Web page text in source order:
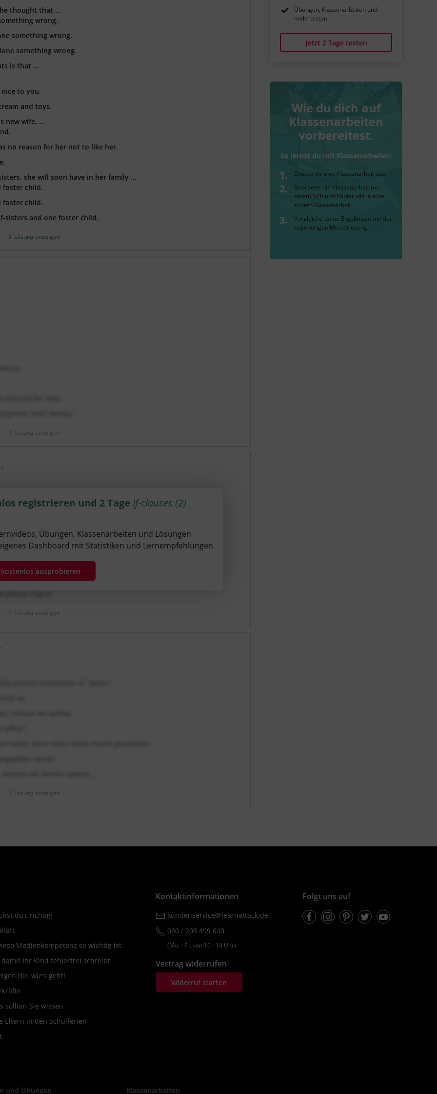
thought that …
wrong.
something wrong.
something wrong.
is that …
to you.
and toys.
new wife, …
no reason for her not to like her.
she will soon have in her family …
foster child.
foster child.
sisters and one foster child.
Lösung anzeigen
Lösung anzeigen
The if-part is not always in the first place!
(Typ II)
questions in no time (Typ I)
Great Britain (Typ II)
III)
II)
(Typ II)
Lösung anzeigen
registrieren und 2 Tage If-clauses (2)
Übungen, Klassenarbeiten und Lösungen
Dashboard mit Statistiken und Lernempfehlungen
kostenlos ausprobieren
Lösung anzeigen
Übungen, Klassenarbeiten und
mehr testen
Jetzt 2 Tage testen
Wie du dich auf
Klassenarbeiten
vorbereitest.
So lernst du mit Klassenarbeiten:
Drucke dir eine Klassenarbeit aus.
Bearbeite die Klassenarbeit mit
einem Stift und Papier wie in einer
echten Klassenarbeit.
Vergleiche deine Ergebnisse mit der
zugehörigen Musterlösung.
du’s richtig!
Medienkompetenz so wichtig ist
damit Ihr Kind fehlerfrei schreibt
dir, wie’s geht!
sollten Sie wissen
Eltern in den Schulferien
Kontaktinformationen
kundenservice@learnattack.de
030 / 208 499 640
(Mo. ‐ Fr. von 10 ‐ 14 Uhr)
Vertrag widerrufen
Widerruf starten
Folgt uns auf
FacebookInstagramPinterestTwitterYoutube
und Übungen Klassenarbeiten